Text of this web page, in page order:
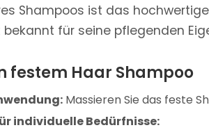
Shampoos ist das
für seine pflegenden
festem Haar Shampoo
Massieren Sie das feste
individuelle Bedürfnisse: